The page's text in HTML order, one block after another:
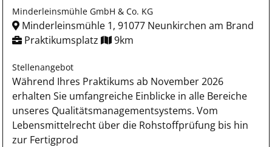
Minderleinsmühle GmbH & Co. KG
Minderleinsmühle 1, 91077 Neunkirchen am Brand
Praktikumsplatz
9km
Stellenangebot
Während Ihres Praktikums ab November 2026
erhalten Sie umfangreiche Einblicke in alle Bereiche
unseres Qualitätsmanagementsystems. Vom
Lebensmittelrecht über die Rohstoffprüfung bis hin
zur Fertigprod